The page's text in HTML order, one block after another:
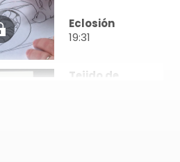
Eclosión
19:31
Tejido de